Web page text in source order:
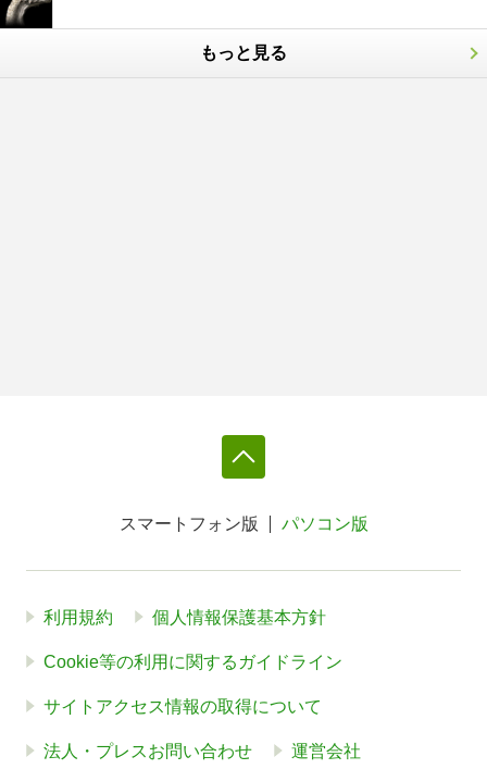
もっと見る
スマートフォン版 パソコン版
利用規約 個人情報保護基本方針
Cookie等の利用に関するガイドライン
サイトアクセス情報の取得について
法人・プレスお問い合わせ 運営会社